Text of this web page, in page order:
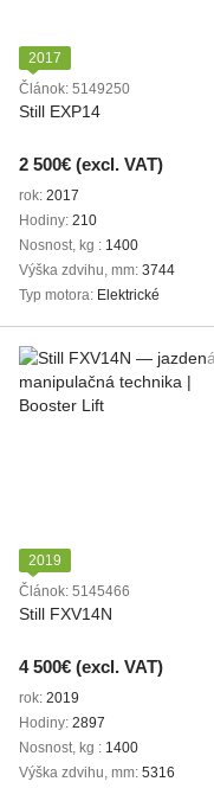
2017
Článok: 5149250
Still EXP14
2 500€ (excl. VAT)
rok 2017
Hodiny 210
Nosnost, kg
1400
Výška zdvihu, mm 3744
Typ motora Elektrické
2019
Článok: 5145466
Still FXV14N
4 500€ (excl. VAT)
rok 2019
Hodiny 2897
Nosnost, kg
1400
Výška zdvihu, mm 5316